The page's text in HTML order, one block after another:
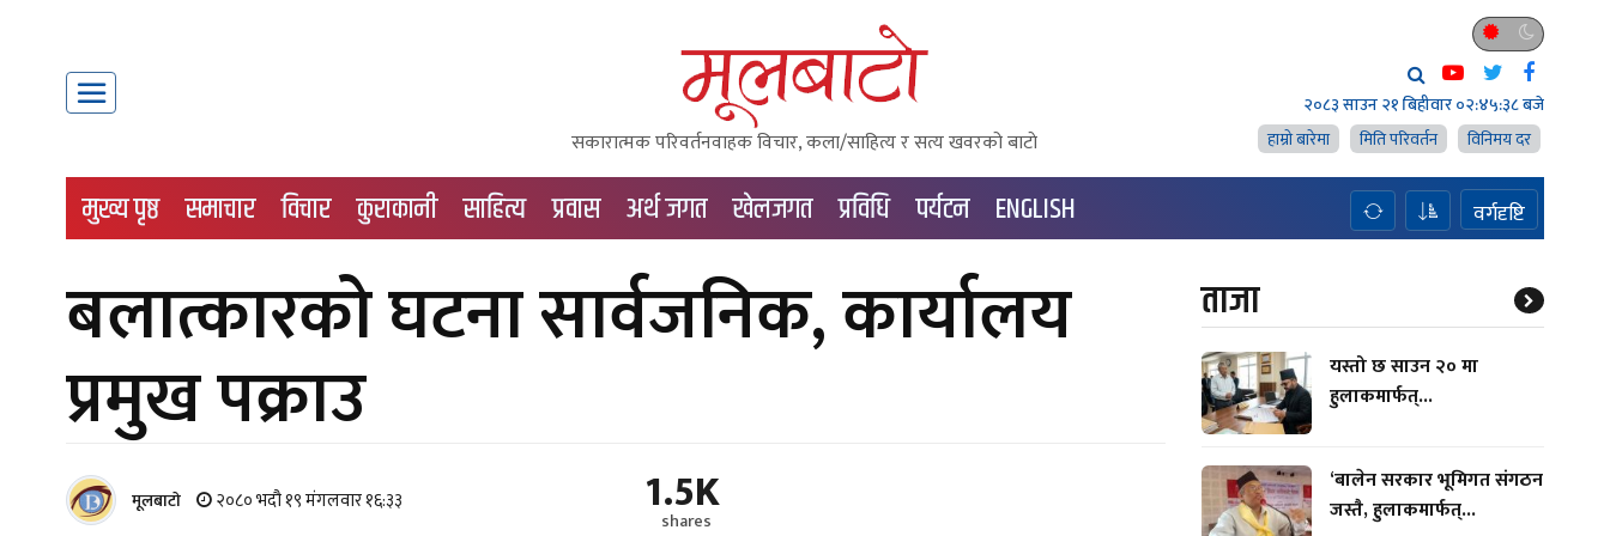
सकारात्मक परिवर्तनवाहक विचार, कला/साहित्य र सत्य खवरको बाटाे
२०८३ साउन २१ बिहीवार०२:४५:३९ बजे
हाम्राे बारेमा
मिति परिवर्तन विनिमय दर
मुख्य पृष्ठ समाचार विचार कुराकानी साहित्य प्रवास अर्थ जगत खेलजगत प्रविधि पर्यटन ENGLISH वर्गदृष्टि
बलात्कारको घटना सार्वजनिक, कार्यालय
प्रमुख पक्राउ
मूलबाटाे २०८० भदौ १९ मंगलवार १६:३३ 1.5K
shares
ताजा
यस्तो छ साउन २० मा
हुलाकमार्फत्...
‘बालेन सरकार भूमिगत संगठन
जस्तै, हुलाकमार्फत्...